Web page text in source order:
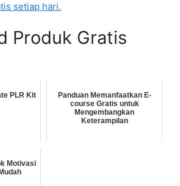
setiap hari.
Produk Gratis
PLR Kit
Panduan Memanfaatkan E-
course Gratis untuk
Mengembangkan
Keterampilan
Motivasi